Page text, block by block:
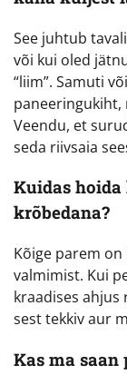
See juhtub
või kui oled
“liim”. Samuti
Veendu, et
seda riivsaia
Kuidas
krõbedana?
Kõige parem
valmimist. Kui
kraadises ahjus
sest tekkiv aur
Kas ma